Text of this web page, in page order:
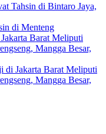
Tahsin di Bintaro Jaya,
di Menteng
Barat Meliputi
Mangga Besar,
di Jakarta Barat Meliputi
Mangga Besar,